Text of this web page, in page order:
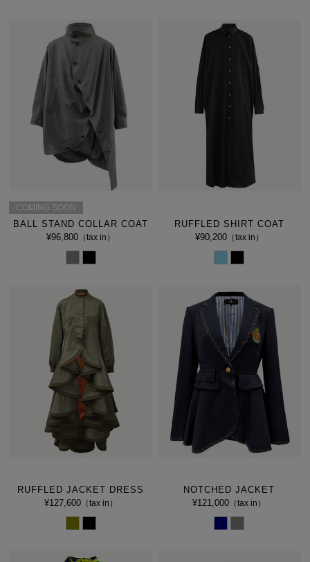
COMING SOON
BALL STAND COLLAR COAT
¥96,800 （tax in）
RUFFLED SHIRT COAT
¥90,200（tax in）
RUFFLED JACKET DRESS
¥127,600（tax in）
NOTCHED JACKET
¥121,000 （tax in）